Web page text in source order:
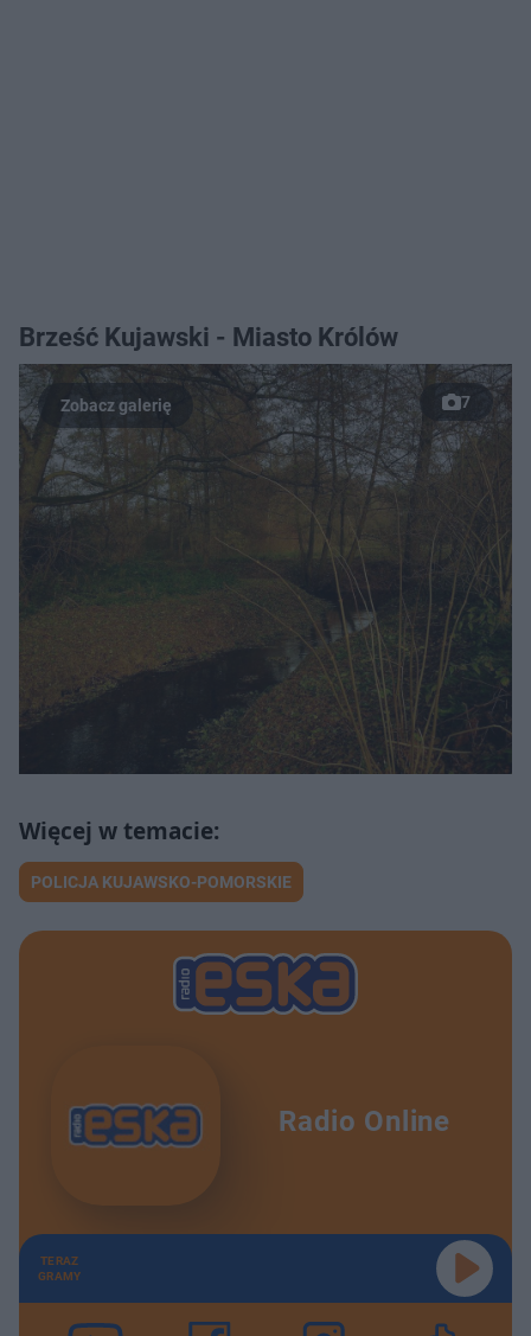
Brześć Kujawski - Miasto Królów
7
POLICJA KUJAWSKO-POMORSKIE
Radio Online
TERAZ
GRAMY